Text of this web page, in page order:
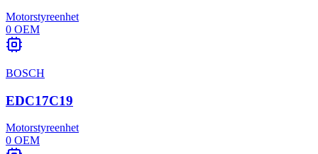
Motorstyreenhet
0 OEM
BOSCH
EDC17C19
Motorstyreenhet
0 OEM